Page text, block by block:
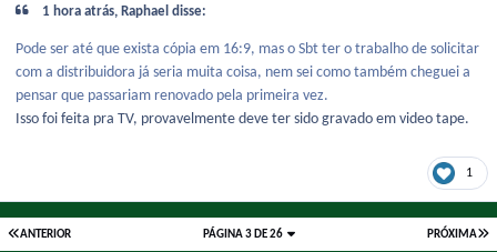
1 hora atrás, Raphael disse:
Pode ser até que exista cópia em 16:9, mas o Sbt ter o trabalho de solicitar
com a distribuidora já seria muita coisa, nem sei como também cheguei a
pensar que passariam renovado pela primeira vez.
Isso foi feita pra TV, provavelmente deve ter sido gravado em video tape.
1
ANTERIOR PRÓXIMA
PÁGINA 3 DE 26